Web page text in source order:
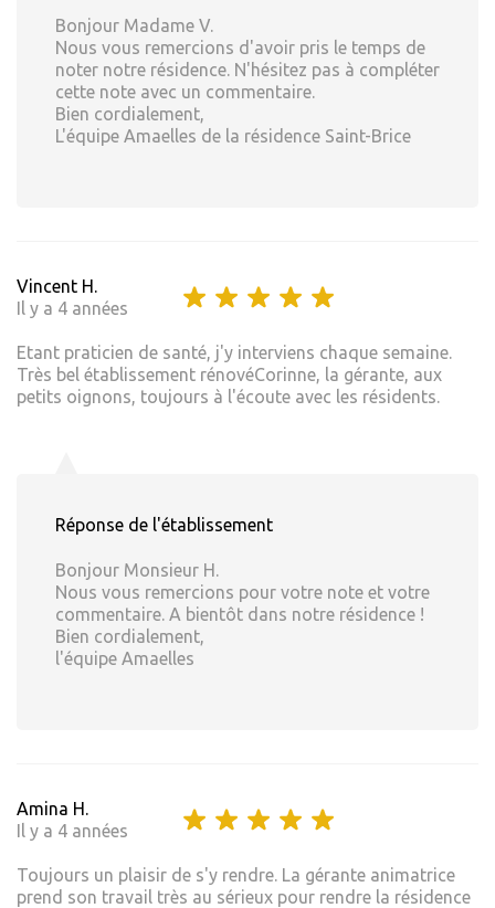
Bonjour Madame V.
Nous vous remercions d'avoir pris le temps de
noter notre résidence. N'hésitez pas à compléter
cette note avec un commentaire.
Bien cordialement,
L'équipe Amaelles de la résidence Saint-Brice
Vincent H.
Il y a 4 années
Etant praticien de santé, j'y interviens chaque semaine.
Très bel établissement rénovéCorinne, la gérante, aux
petits oignons, toujours à l'écoute avec les résidents.
Réponse de l'établissement
Bonjour Monsieur H.
Nous vous remercions pour votre note et votre
commentaire. A bientôt dans notre résidence !
Bien cordialement,
l'équipe Amaelles
Amina H.
Il y a 4 années
Toujours un plaisir de s'y rendre. La gérante animatrice
prend son travail très au sérieux pour rendre la résidence